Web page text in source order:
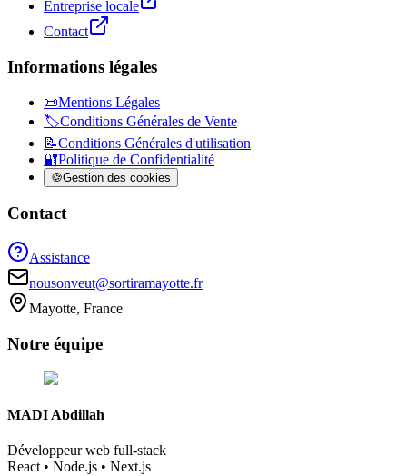
Entreprise locale
Contact
Informations légales
📜Mentions Légales
🏷️Conditions Générales de Vente
📝Conditions Générales d'utilisation
🔐Politique de Confidentialité
🍪Gestion des cookies
Contact
Assistance
nousonveut@sortiramayotte.fr
Mayotte, France
Notre équipe
MADI Abdillah
Développeur web full-stack
React • Node.js • Next.js